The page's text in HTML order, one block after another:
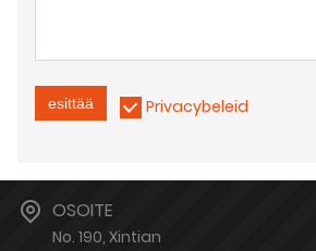
esittää Privacybeleid
OSOITE
No. 190, Xintian